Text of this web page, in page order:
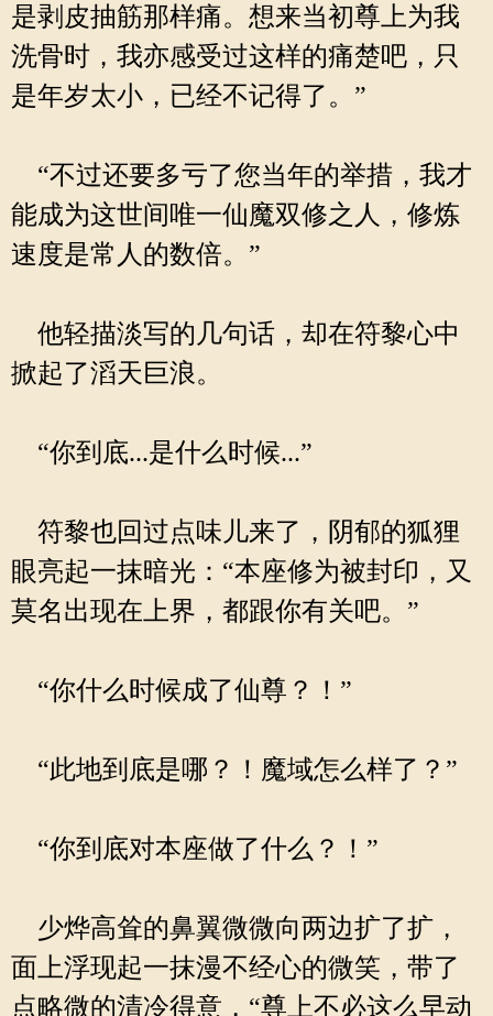
是剥皮抽筋那样痛。想来当初尊上为我
洗骨时，我亦感受过这样的痛楚吧，只
是年岁太小，已经不记得了。”
“不过还要多亏了您当年的举措，我才
能成为这世间唯一仙魔双修之人，修炼
速度是常人的数倍。”
他轻描淡写的几句话，却在符黎心中
掀起了滔天巨浪。
“你到底...是什么时候...”
符黎也回过点味儿来了，阴郁的狐狸
眼亮起一抹暗光：“本座修为被封印，又
莫名出现在上界，都跟你有关吧。”
“你什么时候成了仙尊？！”
“此地到底是哪？！魔域怎么样了？”
“你到底对本座做了什么？！”
少烨高耸的鼻翼微微向两边扩了扩，
面上浮现起一抹漫不经心的微笑，带了
点略微的清冷得意，“尊上不必这么早动